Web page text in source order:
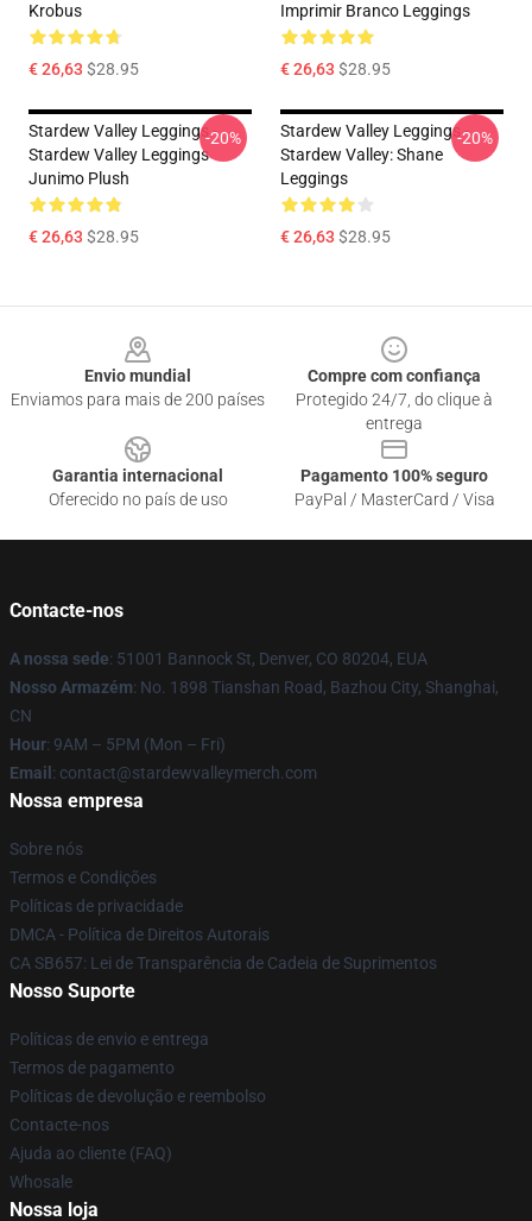
Krobus
€ 26,63 $28.95
Imprimir Branco Leggings
€ 26,63 $28.95
Stardew Valley Leggings -
Stardew Valley Leggings
Junimo Plush
€ 26,63 $28.95
-20%
Stardew Valley Leggings -
Stardew Valley: Shane
Leggings
€ 26,63 $28.95
-20%
Envio mundial
Enviamos para mais de 200 países
Compre com confiança
Protegido 24/7, do clique à
entrega
Garantia internacional
Oferecido no país de uso
Pagamento 100% seguro
PayPal / MasterCard / Visa
Contacte-nos
A nossa sede: 51001 Bannock St, Denver, CO 80204, EUA
Nosso Armazém: No. 1898 Tianshan Road, Bazhou City, Shanghai,
CN
Hour: 9AM – 5PM (Mon – Fri)
Email : contact@stardewvalleymerch.com
Nossa empresa
Sobre nós
Termos e Condições
Políticas de privacidade
DMCA - Política de Direitos Autorais
CA SB657: Lei de Transparência de Cadeia de Suprimentos
Nosso Suporte
Políticas de envio e entrega
Termos de pagamento
Políticas de devolução e reembolso
Contacte-nos
Ajuda ao cliente (FAQ)
Whosale
Nossa loja